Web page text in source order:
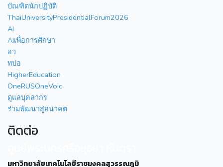
บัณฑิตนักปฏิบัติ
ThaiUniversityPresidentialForum2026
AI
AIเพื่อการศึกษา
อว
ทปอ
HigherEducation
OneRUSOneVoic
ดูแลบุคลากร
ร่วมพัฒนาสู่อนาคต
ติดต่อ
มหาวิทยาลัยเทคโนโลยีราชมงคลสุวรรณภูมิ